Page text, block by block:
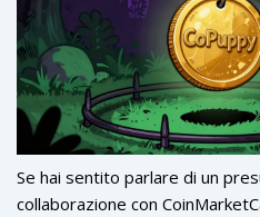
Se hai sentito parlare di un
collaborazione con